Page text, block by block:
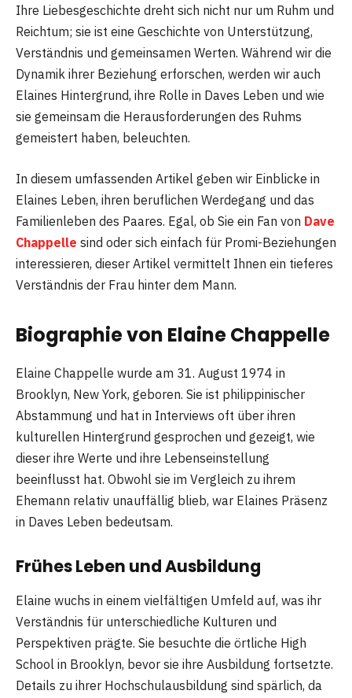
Ihre Liebesgeschichte dreht sich nicht nur um Ruhm und
Reichtum; sie ist eine Geschichte von Unterstützung,
Verständnis und gemeinsamen Werten. Während wir die
Dynamik ihrer Beziehung erforschen, werden wir auch
Elaines Hintergrund, ihre Rolle in Daves Leben und wie
sie gemeinsam die Herausforderungen des Ruhms
gemeistert haben, beleuchten.
In diesem umfassenden Artikel geben wir Einblicke in
Elaines Leben, ihren beruflichen Werdegang und das
Familienleben des Paares. Egal, ob Sie ein Fan von Dave
Chappelle sind oder sich einfach für Promi-Beziehungen
interessieren, dieser Artikel vermittelt Ihnen ein tieferes
Verständnis der Frau hinter dem Mann.
Biographie von Elaine Chappelle
Elaine Chappelle wurde am 31. August 1974 in
Brooklyn, New York, geboren. Sie ist philippinischer
Abstammung und hat in Interviews oft über ihren
kulturellen Hintergrund gesprochen und gezeigt, wie
dieser ihre Werte und ihre Lebenseinstellung
beeinflusst hat. Obwohl sie im Vergleich zu ihrem
Ehemann relativ unauffällig blieb, war Elaines Präsenz
in Daves Leben bedeutsam.
Frühes Leben und Ausbildung
Elaine wuchs in einem vielfältigen Umfeld auf, was ihr
Verständnis für unterschiedliche Kulturen und
Perspektiven prägte. Sie besuchte die örtliche High
School in Brooklyn, bevor sie ihre Ausbildung fortsetzte.
Details zu ihrer Hochschulausbildung sind spärlich, da